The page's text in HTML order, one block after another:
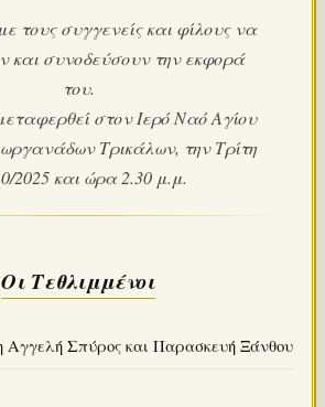
τους συγγενείς και φίλους να
και συνοδεύσουν την εκφορά
του.
στον Ιερό Ναό Αγίου
Τρικάλων, την Τρίτη
2025 και ώρα 2.30 μ.μ.
Οι Τεθλιμμένοι
Αγγελή Σπύρος και Παρασκευή Ξάνθου